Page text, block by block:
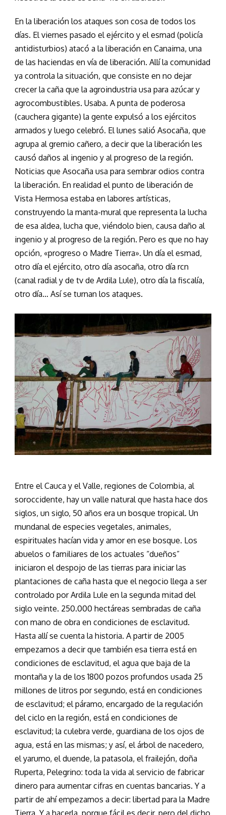
En la liberación los ataques son cosa de todos los
días. El viernes pasado el ejército y el esmad (policía
antidisturbios) atacó a la liberación en Canaima, una
de las haciendas en vía de liberación. Allí la comunidad
ya controla la situación, que consiste en no dejar
crecer la caña que la agroindustria usa para azúcar y
agrocombustibles. Usaba. A punta de poderosa
(cauchera gigante) la gente expulsó a los ejércitos
armados y luego celebró. El lunes salió Asocaña, que
agrupa al gremio cañero, a decir que la liberación les
causó daños al ingenio y al progreso de la región.
Noticias que Asocaña usa para sembrar odios contra
la liberación. En realidad el punto de liberación de
Vista Hermosa estaba en labores artísticas,
construyendo la manta-mural que representa la lucha
de esa aldea, lucha que, viéndolo bien, causa daño al
ingenio y al progreso de la región. Pero es que no hay
opción, «progreso o Madre Tierra». Un día el esmad,
otro día el ejército, otro día asocaña, otro día rcn
(canal radial y de tv de Ardila Lule), otro día la fiscalía,
otro día… Así se turnan los ataques.
Entre el Cauca y el Valle, regiones de Colombia, al
soroccidente, hay un valle natural que hasta hace dos
siglos, un siglo, 50 años era un bosque tropical. Un
mundanal de especies vegetales, animales,
espirituales hacían vida y amor en ese bosque. Los
abuelos o familiares de los actuales “dueños”
iniciaron el despojo de las tierras para iniciar las
plantaciones de caña hasta que el negocio llega a ser
controlado por Ardila Lule en la segunda mitad del
siglo veinte. 250.000 hectáreas sembradas de caña
con mano de obra en condiciones de esclavitud.
Hasta allí se cuenta la historia. A partir de 2005
empezamos a decir que también esa tierra está en
condiciones de esclavitud, el agua que baja de la
montaña y la de los 1800 pozos profundos usada 25
millones de litros por segundo, está en condiciones
de esclavitud; el páramo, encargado de la regulación
del ciclo en la región, está en condiciones de
esclavitud; la culebra verde, guardiana de los ojos de
agua, está en las mismas; y así, el árbol de nacedero,
el yarumo, el duende, la patasola, el frailejón, doña
Ruperta, Pelegrino: toda la vida al servicio de fabricar
dinero para aumentar cifras en cuentas bancarias. Y a
partir de ahí empezamos a decir: libertad para la Madre
Tierra. Y a hacerla, porque fácil es decir, pero del dicho